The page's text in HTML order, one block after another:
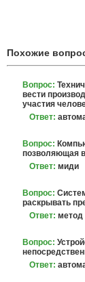
Похожие
Вопрос:
вести
участия
Ответ:
Вопрос:
позволяющая
Ответ: миди
Вопрос:
раскрывать
Ответ: метод
Вопрос:
Ответ: